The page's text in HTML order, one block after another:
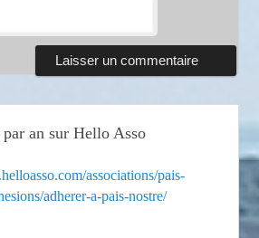
an sur Hello Asso
associations/pais-
adherer-a-pais-nostre/